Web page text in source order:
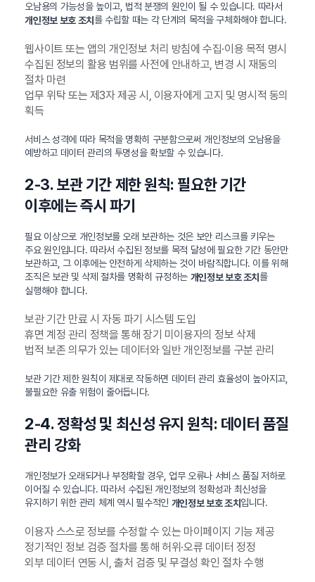
오남용의 가능성을 높이고, 법적 분쟁의 원인이 될 수 있습니다. 따라서
개인정보 보호 조치 를 수립할 때는 각 단계의 목적을 구체화해야 합니다.
웹사이트 또는 앱의 개인정보 처리 방침에 수집·이용 목적 명시
수집된 정보의 활용 범위를 사전에 안내하고, 변경 시 재동의
절차 마련
업무 위탁 또는 제3자 제공 시, 이용자에게 고지 및 명시적 동의
획득
서비스 성격에 따라 목적을 명확히 구분함으로써 개인정보의 오남용을
예방하고 데이터 관리의 투명성을 확보할 수 있습니다.
2-3. 보관 기간 제한 원칙: 필요한 기간
이후에는 즉시 파기
필요 이상으로 개인정보를 오래 보관하는 것은 보안 리스크를 키우는
주요 원인입니다. 따라서 수집된 정보를 목적 달성에 필요한 기간 동안만
보관하고, 그 이후에는 안전하게 삭제하는 것이 바람직합니다. 이를 위해
조직은 보관 및 삭제 절차를 명확히 규정하는 개인정보 보호 조치 를
실행해야 합니다.
보관 기간 만료 시 자동 파기 시스템 도입
휴면 계정 관리 정책을 통해 장기 미이용자의 정보 삭제
법적 보존 의무가 있는 데이터와 일반 개인정보를 구분 관리
보관 기간 제한 원칙이 제대로 작동하면 데이터 관리 효율성이 높아지고,
불필요한 유출 위험이 줄어듭니다.
2-4. 정확성 및 최신성 유지 원칙: 데이터 품질
관리 강화
개인정보가 오래되거나 부정확할 경우, 업무 오류나 서비스 품질 저하로
이어질 수 있습니다. 따라서 수집된 개인정보의 정확성과 최신성을
유지하기 위한 관리 체계 역시 필수적인 개인정보 보호 조치입니다.
이용자 스스로 정보를 수정할 수 있는 마이페이지 기능 제공
정기적인 정보 검증 절차를 통해 허위·오류 데이터 정정
외부 데이터 연동 시, 출처 검증 및 무결성 확인 절차 수행